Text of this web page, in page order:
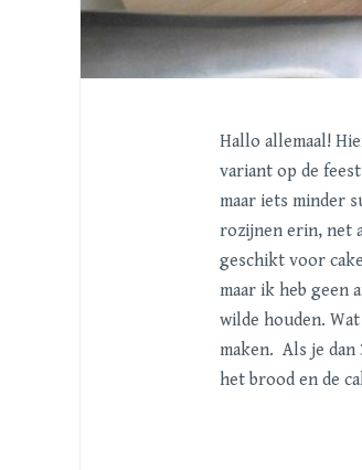
Hallo allemaal!
variant op de
maar iets minder
rozijnen erin, net
geschikt voor
maar ik heb geen
wilde houden.
maken. Als je dan
het brood en de